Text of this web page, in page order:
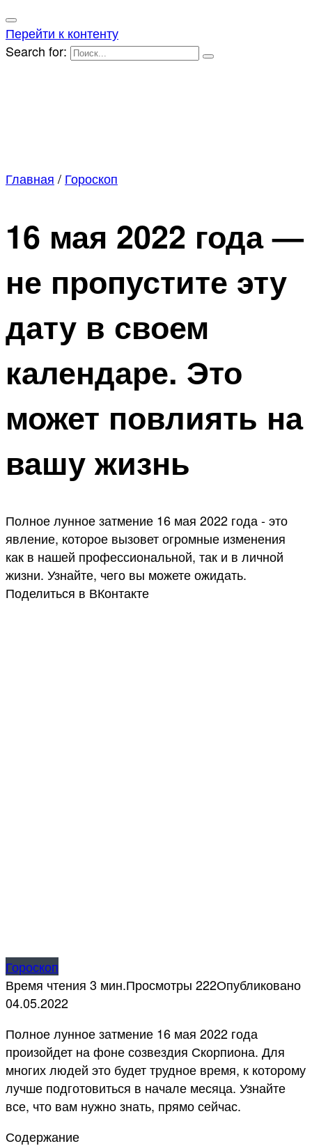
Перейти к контенту
Search for:
Главная / Гороскоп
16 мая 2022 года —
не пропустите эту
дату в своем
календаре. Это
может повлиять на
вашу жизнь
Полное лунное затмение 16 мая 2022 года - это
явление, которое вызовет огромные изменения
как в нашей профессиональной, так и в личной
жизни. Узнайте, чего вы можете ожидать.
Поделиться в ВКонтакте
Гороскоп
Время чтения 3 мин.Просмотры 222Опубликовано
04.05.2022
Полное лунное затмение 16 мая 2022 года
произойдет на фоне созвездия Скорпиона. Для
многих людей это будет трудное время, к которому
лучше подготовиться в начале месяца. Узнайте
все, что вам нужно знать, прямо сейчас.
Содержание